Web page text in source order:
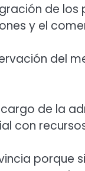
de
y el
del
de la
con
porque